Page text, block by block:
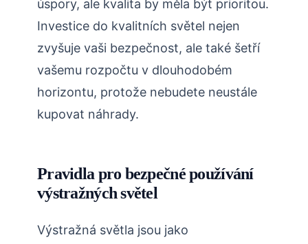
úspory, ale kvalita by měla být prioritou.
Investice do kvalitních světel nejen
zvyšuje vaši bezpečnost, ale také šetří
vašemu rozpočtu v dlouhodobém
horizontu, protože nebudete neustále
kupovat náhrady.
Pravidla pro bezpečné používání
výstražných světel
Výstražná světla jsou jako